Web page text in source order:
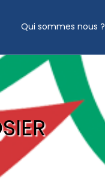
Qui sommes nous ?